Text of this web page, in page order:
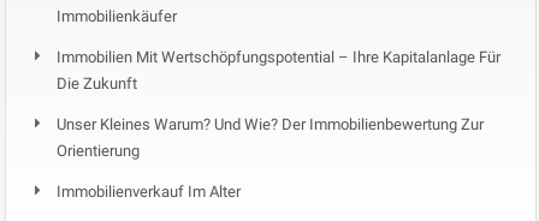
Immobilienkäufer
Immobilien Mit Wertschöpfungspotential – Ihre Kapitalanlage Für
Die Zukunft
Unser Kleines Warum? Und Wie? Der Immobilienbewertung Zur
Orientierung
Immobilienverkauf Im Alter